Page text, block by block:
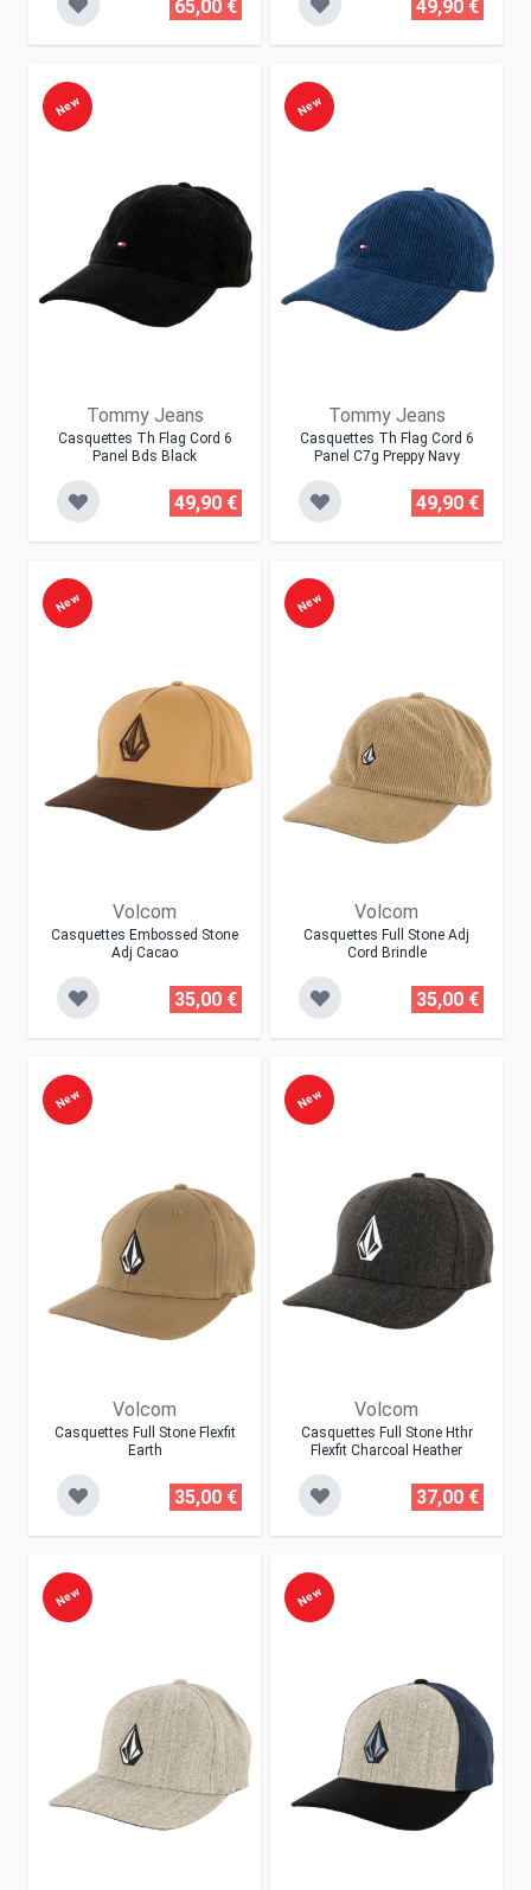
65,00 € 49,90 €
Tommy Jeans
Casquettes Th Flag Cord 6
Panel Bds Black
New
49,90 €
Tommy Jeans
Casquettes Th Flag Cord 6
Panel C7g Preppy Navy
New
49,90 €
Volcom
Casquettes Embossed Stone
Adj Cacao
New
35,00 €
Volcom
Casquettes Full Stone Adj
Cord Brindle
New
35,00 €
Volcom
Casquettes Full Stone Flexfit
Earth
New
35,00 €
Volcom
Casquettes Full Stone Hthr
Flexfit Charcoal Heather
New
37,00 €
New New